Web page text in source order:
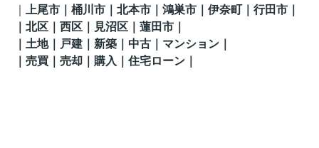
上尾市｜桶川市｜北本市｜鴻巣市｜伊奈町 ｜行田市
北区 ｜西区｜見沼区 ｜蓮田市
｜土地｜戸建｜新築｜中古｜マンション｜
｜売買｜売却｜購入｜住宅ローン｜